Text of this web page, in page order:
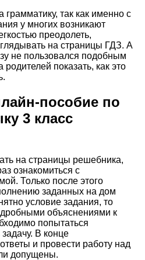
грамматику, так как именно с
у многих возникают
преодолеть,
на страницы ГДЗ. А
не пользовался подобным
показать, как это
пособие по
3 класс
на страницы решебника,
ознакомиться с
Только после этого
заданных на дом
условие задания, то
объяснениями к
попытаться
В конце
и провести работу над
допущены.